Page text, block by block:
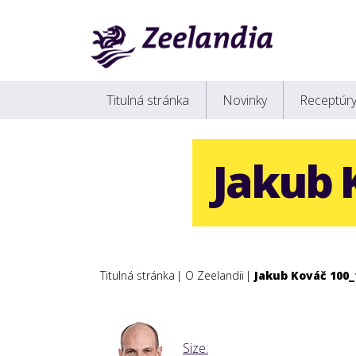
Titulná stránka Novinky
Jakub
Titulná stránka O Zeelandii Jakub Kováč
Click
Size: